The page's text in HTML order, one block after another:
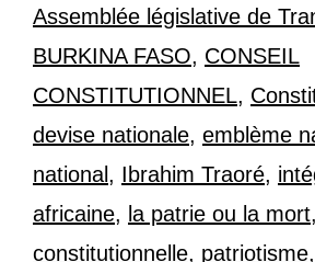
Assemblée législative de
BURKINA FASO, CONSEIL
CONSTITUTIONNEL,
devise nationale, emblème
national , Ibrahim Traoré,
africaine, la patrie ou la mort,
constitutionnelle, patriotisme,